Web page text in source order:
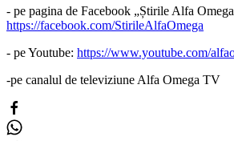
- pe pagina de Facebook „Știrile Alfa
https://facebook.com/StirileAlfaOmega
- pe Youtube: https://www.youtube.com/
-pe canalul de televiziune Alfa Omega TV